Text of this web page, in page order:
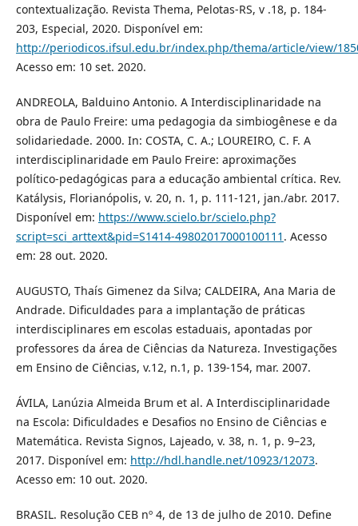
contextualização. Revista Thema, Pelotas-RS, v .18, p. 184-
203, Especial, 2020. Disponível em:
http://periodicos.ifsul.edu.br/index.php/thema/article/view/
Acesso em: 10 set. 2020.
ANDREOLA, Balduino Antonio. A Interdisciplinaridade na
obra de Paulo Freire: uma pedagogia da simbiogênese e da
solidariedade. 2000. In: COSTA, C. A.; LOUREIRO, C. F. A
interdisciplinaridade em Paulo Freire: aproximações
político-pedagógicas para a educação ambiental crítica. Rev.
Katálysis, Florianópolis, v. 20, n. 1, p. 111-121, jan./abr. 2017.
Disponível em: https://www.scielo.br/scielo.php?
script=sci_arttext&pid=S1414-49802017000100111 . Acesso
em: 28 out. 2020.
AUGUSTO, Thaís Gimenez da Silva; CALDEIRA, Ana Maria de
Andrade. Dificuldades para a implantação de práticas
interdisciplinares em escolas estaduais, apontadas por
professores da área de Ciências da Natureza. Investigações
em Ensino de Ciências, v.12, n.1, p. 139-154, mar. 2007.
ÁVILA, Lanúzia Almeida Brum et al. A Interdisciplinaridade
na Escola: Dificuldades e Desafios no Ensino de Ciências e
Matemática. Revista Signos, Lajeado, v. 38, n. 1, p. 9–23,
2017. Disponível em: http://hdl.handle.net/10923/12073.
Acesso em: 10 out. 2020.
BRASIL. Resolução CEB nº 4, de 13 de julho de 2010. Define